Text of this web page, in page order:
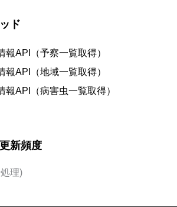
ド
報API（予察一覧取得）
報API（地域一覧取得）
報API（病害虫一覧取得）
新頻度
理)